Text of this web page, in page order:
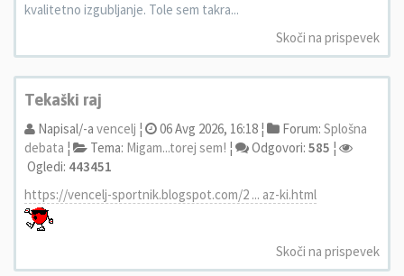
kvalitetno izgubljanje. Tole sem takra...
Skoči na prispevek
Tekaški raj
Napisal/-a vencelj ¦ 06 Avg 2026, 16:18 ¦ Forum: Splošna
debata ¦ Tema: Migam...torej sem! ¦ Odgovori: 585 ¦
Ogledi: 443451
https://vencelj-sportnik.blogspot.com/2 ... az-ki.html
Skoči na prispevek